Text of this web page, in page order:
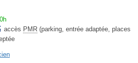
accès PMR (parking, entrée adaptée, places